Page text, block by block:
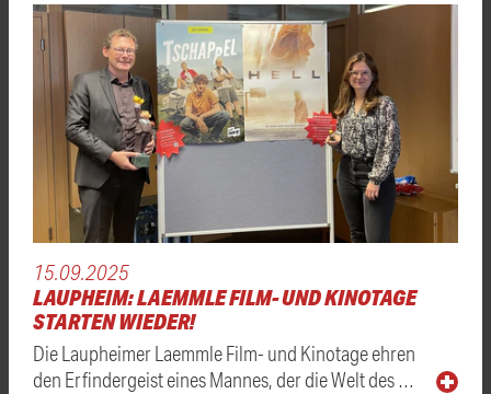
15.09.2025
LAUPHEIM: LAEMMLE FILM- UND KINOTAGE
STARTEN WIEDER!
Die Laupheimer Laemmle Film- und Kinotage ehren
den Erfindergeist eines Mannes, der die Welt des …